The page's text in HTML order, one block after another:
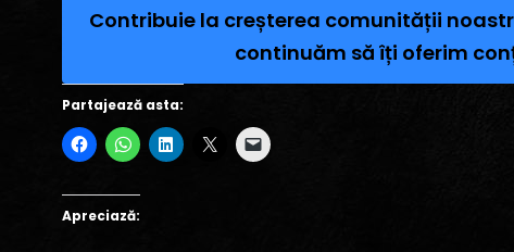
Contribuie la creșterea comunității
continuăm să îți oferim
Partajează asta:
Apreciază: